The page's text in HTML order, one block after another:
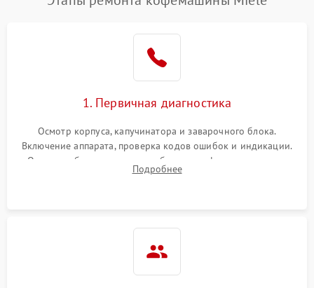
1. Первичная диагностика
Осмотр корпуса, капучинатора и заварочного блока.
Включение аппарата, проверка кодов ошибок и индикации.
Оценка работы помпы, термоблока и кофемолки на слух.
Измерение температуры и давления воды для выявления
Подробнее